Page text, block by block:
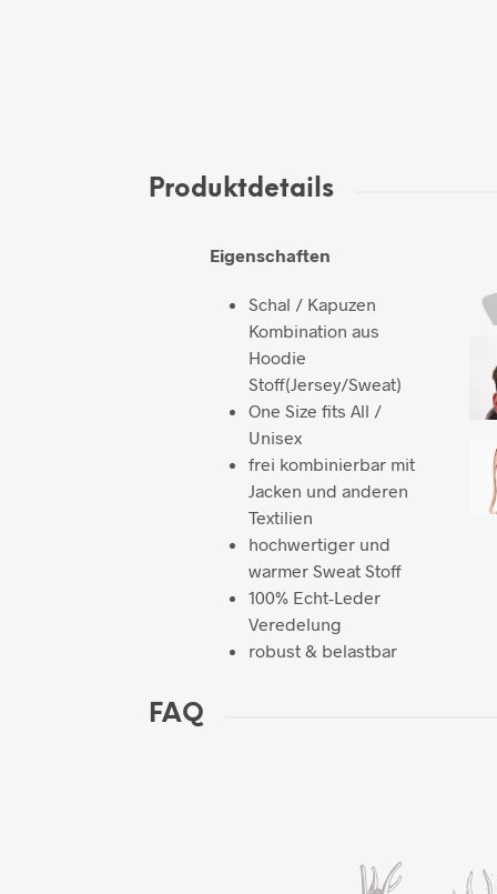
Produktdetails
Eigenschaften
Schal / Kapuzen
Kombination aus
Hoodie
Stoff(Jersey/Sweat)
One Size fits All /
Unisex
frei kombinierbar mit
Jacken und anderen
Textilien
hochwertiger und
warmer Sweat Stoff
100% Echt-Leder
Veredelung
robust & belastbar
FAQ